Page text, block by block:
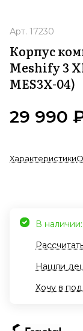
Арт. 17230
Корпус
Meshify 3
MES3X-04)
29 990
Характеристики
В наличии:
Нашли
Хочу в